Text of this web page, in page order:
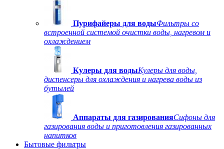
Пурифайеры для водыФильтры со
встроенной системой очистки воды, нагревом и
охлаждением
Кулеры для водыКулеры для воды,
диспенсеры для охлаждения и нагрева воды из
бутылей
Аппараты для газированияСифоны для
газирования воды и приготовления газированных
напитков
Бытовые фильтры